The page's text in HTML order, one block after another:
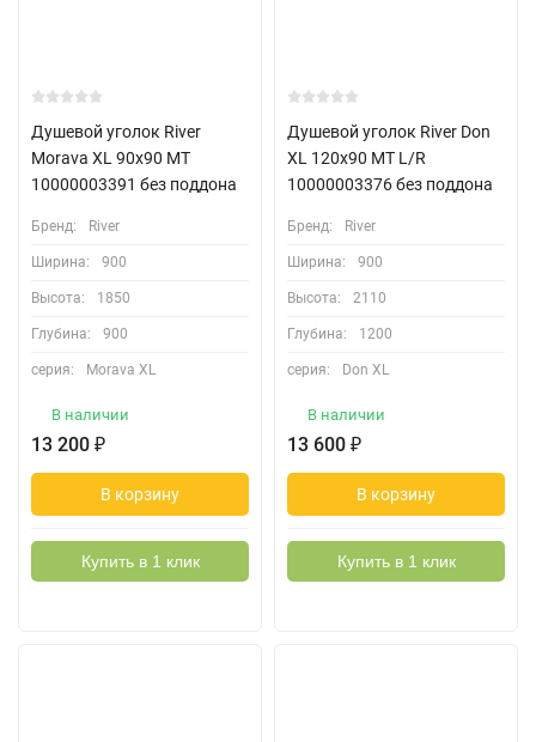
Душевой уголок River
Morava XL 90x90 МТ
10000003391 без поддона
Бренд: River
Ширина: 900
Высота: 1850
Глубина: 900
серия: Morava XL
В наличии
13 200 ₽
В корзину
Купить в 1 клик
Душевой уголок River Don
XL 120x90 МТ L/R
10000003376 без поддона
Бренд: River
Ширина: 900
Высота: 2110
Глубина: 1200
серия: Don XL
В наличии
13 600 ₽
В корзину
Купить в 1 клик